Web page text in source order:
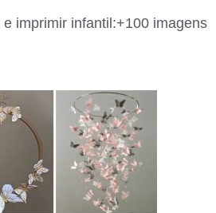
imprimir infantil:+100 imagens